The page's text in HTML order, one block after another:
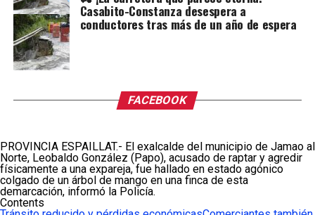
Casabito-Constanza desespera a
conductores tras más de un año de espera
FACEBOOK
PROVINCIA ESPAILLAT.- El exalcalde del municipio de Jamao al
Norte, Leobaldo González (Papo), acusado de raptar y agredir
físicamente a una expareja, fue hallado en estado agónico
colgado de un árbol de mango en una finca de esta
demarcación, informó la Policía.
Contents